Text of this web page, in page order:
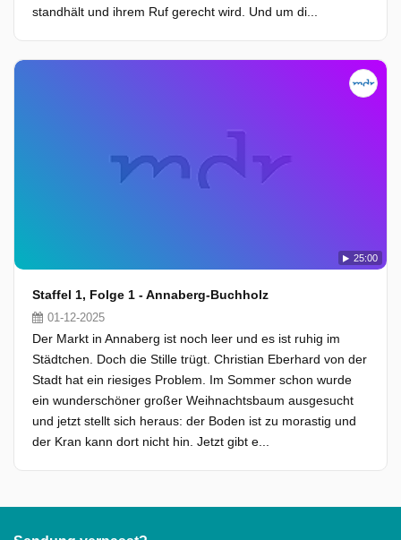
standhält und ihrem Ruf gerecht wird. Und um di...
25:00
Staffel 1, Folge 1 - Annaberg-Buchholz
01-12-2025
Der Markt in Annaberg ist noch leer und es ist ruhig im
Städtchen. Doch die Stille trügt. Christian Eberhard von der
Stadt hat ein riesiges Problem. Im Sommer schon wurde
ein wunderschöner großer Weihnachtsbaum ausgesucht
und jetzt stellt sich heraus: der Boden ist zu morastig und
der Kran kann dort nicht hin. Jetzt gibt e...